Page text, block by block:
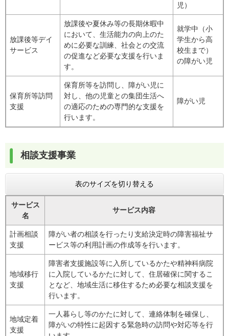
児）
放課後等デイ
サービス
放課後や夏休み等の長期休暇中
において、生活能力の向上のた
めに必要な訓練、社会との交流
の促進など必要な支援を行いま
す。
就学中（小
学生から高
校生まで）
の障がい児
保育所等訪問
支援
保育所等を訪問し、障がい児に
対し、他の児童との集団生活へ
の適応のための専門的な支援を
行います。
障がい児
相談支援事業
表のサイズを切り替える
サービス
名
サービス内容
計画相談
支援
障がい者の相談を行ったり支給決定時の障害福祉サ
ービス等の利用計画の作成等を行います。
地域移行
支援
障害者支援施設等に入所しているかたや精神科病院
に入院しているかたに対して、住居確保に関するこ
となど、地域生活に移住するため必要な相談支援を
行います。
地域定着
支援
一人暮らし等のかたに対して、連絡体制を確保し、
障がいの特性に起因する緊急時の訪問や対応等を行